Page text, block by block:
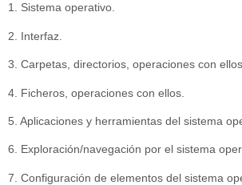
1. Sistema operativo.
2. Interfaz.
3. Carpetas, directorios, operaciones con ellos.
4. Ficheros, operaciones con ellos.
5. Aplicaciones y herramientas del sistema
6. Exploración/navegación por el sistema
7. Configuración de elementos del sistema